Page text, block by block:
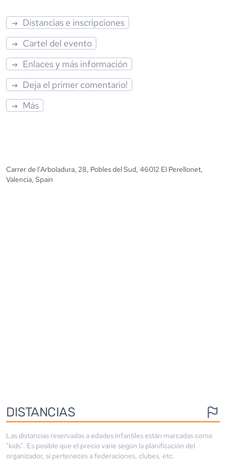
Distancias e inscripciones
Cartel del evento
Enlaces y más información
Deja el primer comentario!
Más
Carrer de l'Arboladura, 28, Pobles del Sud, 46012 El Perellonet,
Valencia, Spain
DISTANCIAS
Las distancias reservadas a edades infantiles están marcadas como
"kids". Es posible que el precio varíe según la planificación del
organizador, si perteneces a federaciones, clubes, etc.